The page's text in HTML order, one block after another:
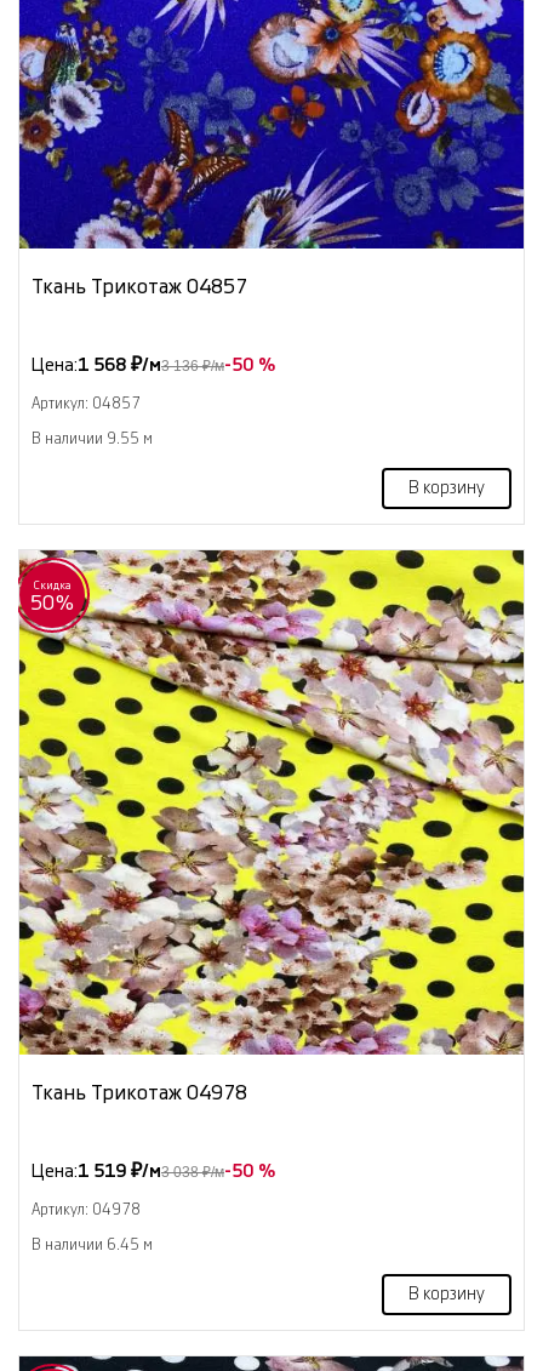
Ткань Трикотаж 04857
Цена:1 568 ₽/м3 136 ₽/м-50 %
Артикул: 04857
В наличии 9.55 м
В корзину
Скидка
50%
Ткань Трикотаж 04978
Цена:1 519 ₽/м3 038 ₽/м-50 %
Артикул: 04978
В наличии 6.45 м
В корзину